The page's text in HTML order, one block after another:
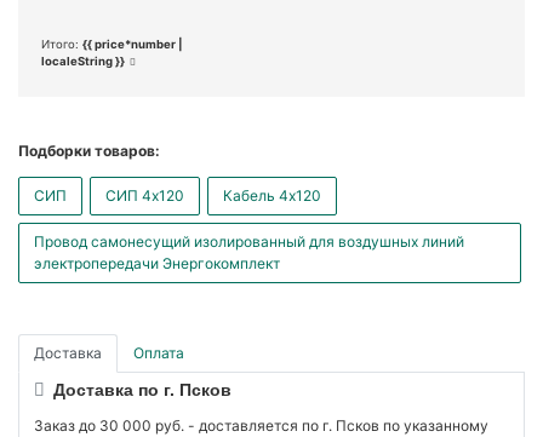
Итого: {{ price*number |
localeString }}
Подборки товаров:
СИП СИП 4x120 Кабель 4x120
Провод самонесущий изолированный для воздушных линий
электропередачи Энергокомплект
Доставка Оплата
Доставка по г. Псков
Заказ до 30 000 руб. - доставляется по г. Псков по указанному